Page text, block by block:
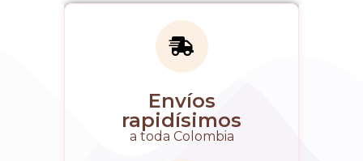
Envíos
rapidísimos
a toda Colombia